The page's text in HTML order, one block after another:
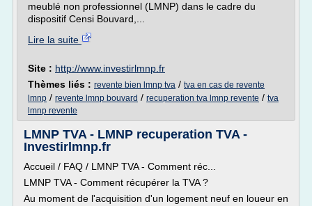
meublé non professionnel (LMNP) dans le cadre du
dispositif Censi Bouvard,...
Lire la suite
Site : http://www.investirlmnp.fr
Thèmes liés : revente bien lmnp tva / tva en cas de revente
lmnp / revente lmnp bouvard / recuperation tva lmnp revente / tva
lmnp revente
LMNP TVA - LMNP recuperation TVA -
Investirlmnp.fr
Accueil / FAQ / LMNP TVA - Comment réc...
LMNP TVA - Comment récupérer la TVA ?
Au moment de l'acquisition d'un logement neuf en loueur en